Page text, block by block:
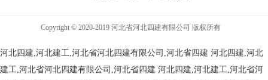
Copyright © 2020-2019 河北省河北四建有限公司 版权所有
河北四建,河北建工,河北省河北四建有限公司,河北省四建 河北四建,河北
建工,河北省河北四建有限公司,河北省四建 河北四建,河北建工,河北省河